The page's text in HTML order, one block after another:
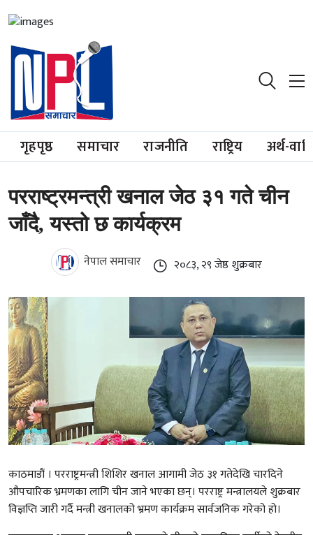
गृहपृष्ठ समाचार राजनीति राष्ट्रिय अर्थ-
परराष्ट्रमन्त्री खनाल जेठ ३१ गते चीन
जाँदै, यस्तो छ कार्यक्रम
नेपाल समाचार २०८३, २९ जेष्ठ शुक्रबार
काठमाडौं । परराष्ट्रमन्त्रीशिशिर खनालआगामी जेठ ३१ गतेदेखि चारदिने
औपचारिक भ्रमणका लागिचीनजाने भएका छन्। परराष्ट्र मन्त्रालयले शुक्रबार
विज्ञप्ति जारी गर्दै मन्त्री खनालको भ्रमण कार्यक्रम सार्वजनिक गरेको हो।